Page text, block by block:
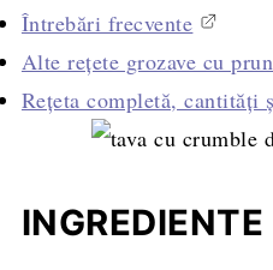
Întrebări frecvente
Alte rețete grozave cu
Rețeta completă, cantități
INGREDIENTE